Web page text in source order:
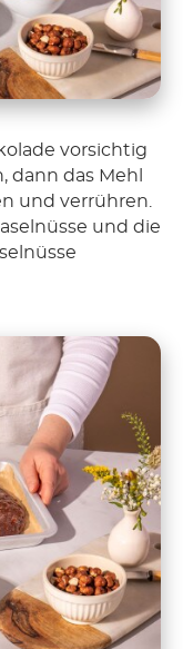
vorsichtig
dann das Mehl
und verrühren.
und die